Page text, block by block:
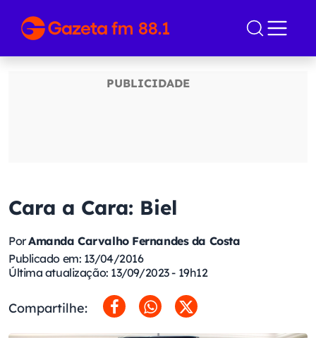
Cara a Cara: Biel
PorAmanda Carvalho Fernandes da Costa
Publicado em: 13/04/2016
Última atualização: 13/09/2023 - 19h12
Compartilhe: